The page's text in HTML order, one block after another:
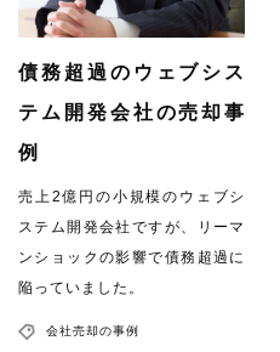
債務超過のウェブシス
テム開発会社の売却事
例
売上2億円の小規模のウェブシ
ステム開発会社ですが、リーマ
ンショックの影響で債務超過に
陥っていました。
会社売却の事例